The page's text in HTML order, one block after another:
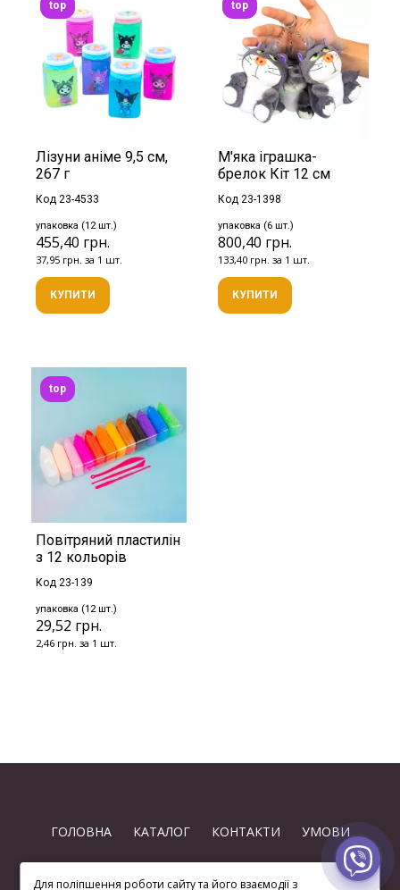
Лізуни аніме 9,5 см,
267 г
Код 23-4533
упаковка (12 шт.)
455,40 грн.
37,95 грн. за 1 шт.
top
КУПИТИ
М'яка іграшка-
брелок Кіт 12 см
Код 23-1398
упаковка (6 шт.)
800,40 грн.
133,40 грн. за 1 шт.
top
КУПИТИ
Повітряний пластилін
з 12 кольорів
Код 23-139
упаковка (12 шт.)
29,52 грн.
2,46 грн. за 1 шт.
top
ГОЛОВНА КАТАЛОГ КОНТАКТИ УМОВИ
Для поліпшення роботи сайту та його взаємодії з